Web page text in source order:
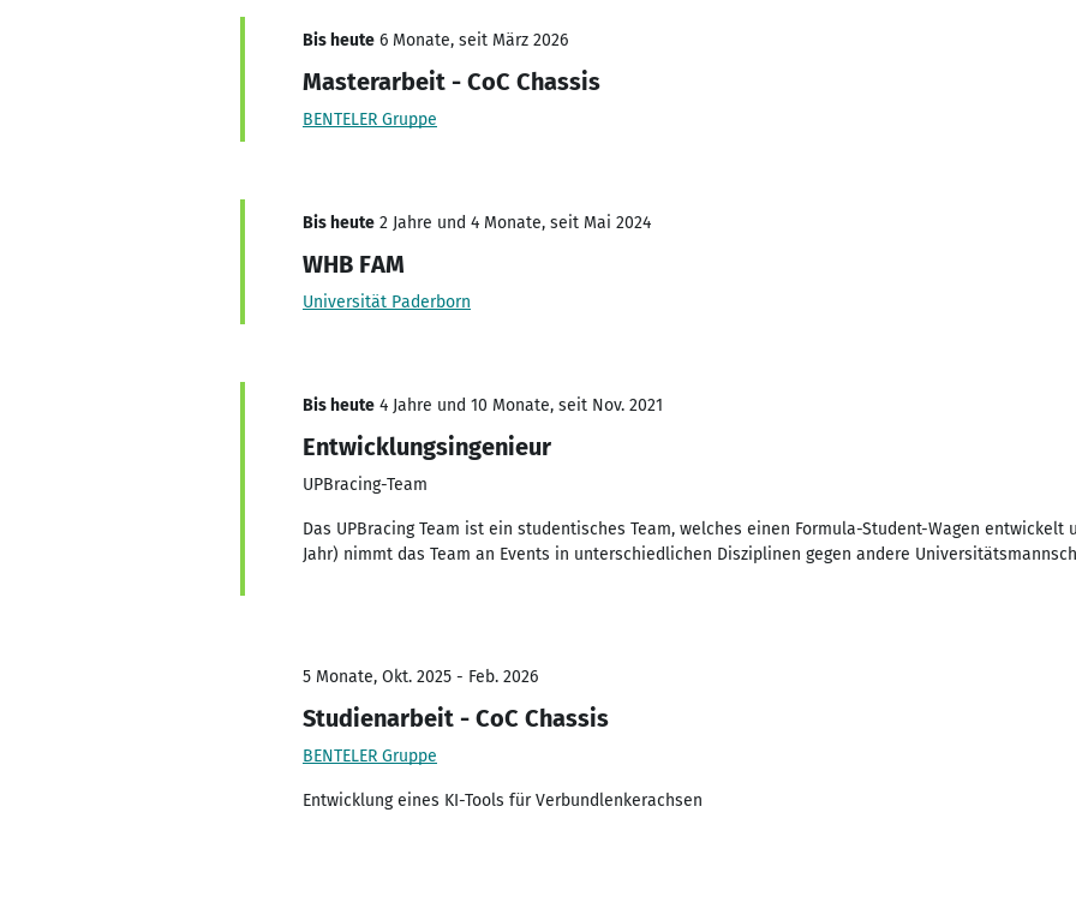
Bis heute 6 Monate, seit März 2026
Masterarbeit - CoC Chassis
BENTELER Gruppe
Bis heute 2 Jahre und 4 Monate, seit Mai 2024
WHB FAM
Universität Paderborn
Bis heute 4 Jahre und 10 Monate, seit Nov. 2021
Entwicklungsingenieur
UPBracing-Team
Das UPBracing Team ist ein studentisches Team, welches einen Formula-Student-Wagen entwickelt
Jahr) nimmt das Team an Events in unterschiedlichen Disziplinen gegen andere
5 Monate, Okt. 2025 - Feb. 2026
Studienarbeit - CoC Chassis
BENTELER Gruppe
Entwicklung eines KI-Tools für Verbundlenkerachsen